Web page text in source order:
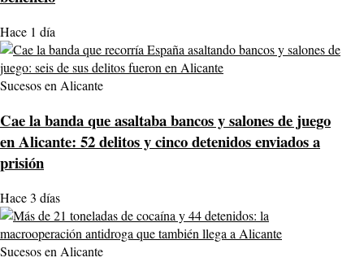
Hace 1 día
Sucesos en Alicante
Cae la banda que asaltaba bancos y salones de juego
en Alicante: 52 delitos y cinco detenidos enviados a
prisión
Hace 3 días
Sucesos en Alicante